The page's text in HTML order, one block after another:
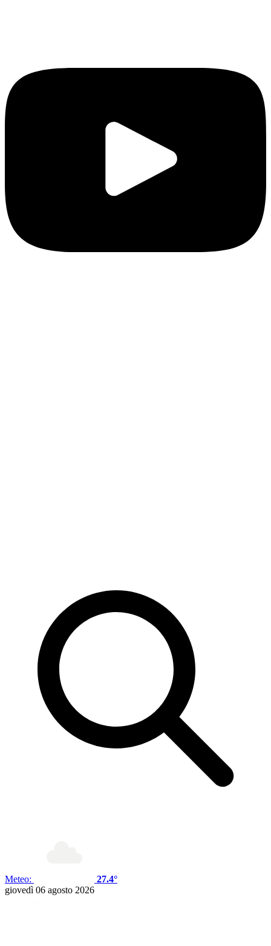
Meteo:
27.4°
giovedì 06 agosto 2026